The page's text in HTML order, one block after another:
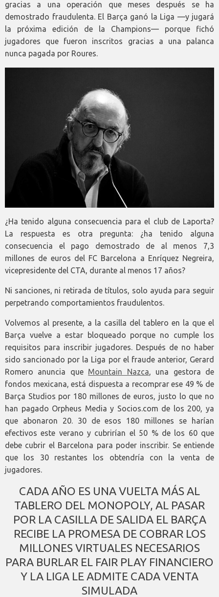
gracias a una operación que meses después se ha
demostrado fraudulenta. El Barça ganó la Liga —y jugará
la próxima edición de la Champions— porque fichó
jugadores que fueron inscritos gracias a una palanca
nunca pagada por Roures.
¿Ha tenido alguna consecuencia para el club de Laporta?
La respuesta es otra pregunta: ¿ha tenido alguna
consecuencia el pago demostrado de al menos 7,3
millones de euros del FC Barcelona a Enríquez Negreira,
vicepresidente del CTA, durante al menos 17 años?
Ni sanciones, ni retirada de títulos, solo ayuda para seguir
perpetrando comportamientos fraudulentos.
Volvemos al presente, a la casilla del tablero en la que el
Barça vuelve a estar bloqueado porque no cumple los
requisitos para inscribir jugadores. Después de no haber
sido sancionado por la Liga por el fraude anterior, Gerard
Romero anuncia que Mountain Nazca, una gestora de
fondos mexicana, está dispuesta a recomprar ese 49 % de
Barça Studios por 180 millones de euros, justo lo que no
han pagado Orpheus Media y Socios.com de los 200, ya
que abonaron 20. 30 de esos 180 millones se harían
efectivos este verano y cubrirían el 50 % de los 60 que
debe cubrir el Barcelona para poder inscribir. Se entiende
que los 30 restantes los obtendría con la venta de
jugadores.
CADA AÑO ES UNA VUELTA MÁS AL
TABLERO DEL MONOPOLY, AL PASAR
POR LA CASILLA DE SALIDA EL BARÇA
RECIBE LA PROMESA DE COBRAR LOS
MILLONES VIRTUALES NECESARIOS
PARA BURLAR EL FAIR PLAY FINANCIERO
Y LA LIGA LE ADMITE CADA VENTA
SIMULADA